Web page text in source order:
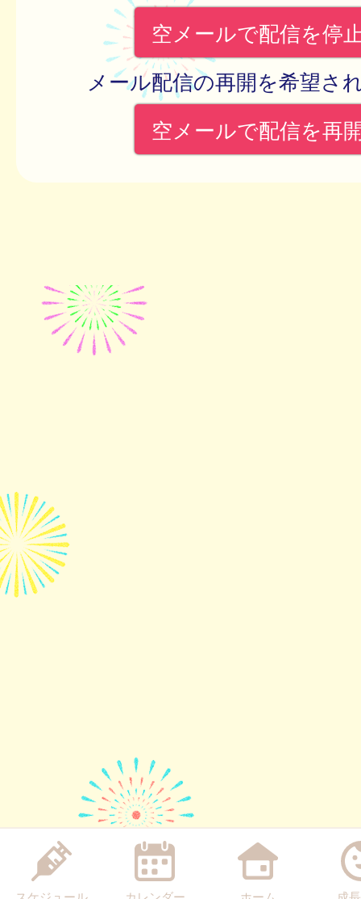
空メールで配信を停
メール配信の再開を希望さ
空メールで配信を再